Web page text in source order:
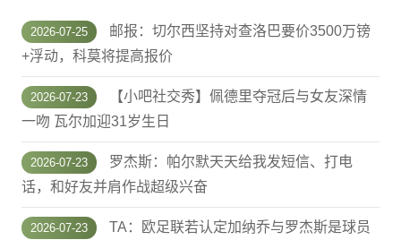
2026-07-25
邮报：切尔西坚持对查洛巴要价3500万镑
+浮动，科莫将提高报价
2026-07-23
【小吧社交秀】佩德里夺冠后与女友深情
一吻 瓦尔加迎31岁生日
2026-07-23
罗杰斯：帕尔默天天给我发短信、打电
话，和好友并肩作战超级兴奋
2026-07-23
TA：欧足联若认定加纳乔与罗杰斯是球员